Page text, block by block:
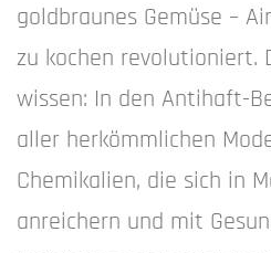
goldbraunes Gemüse –
zu kochen revolutioniert.
wissen: In den Antihaft-
aller herkömmlichen
Chemikalien, die sich in
anreichern und mit